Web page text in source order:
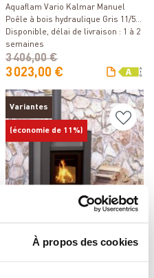
À propos des cookies
Aquaflam Vario Kalmar Manuel
Poêle à bois hydraulique Gris 11/5
kW
Disponible, délai de livraison : 1 à 2
semaines
3 023,00 €
3 406,00 €
Variantes
(économie de 11%)
Aquaflam Vario Lend Manuel Poêle